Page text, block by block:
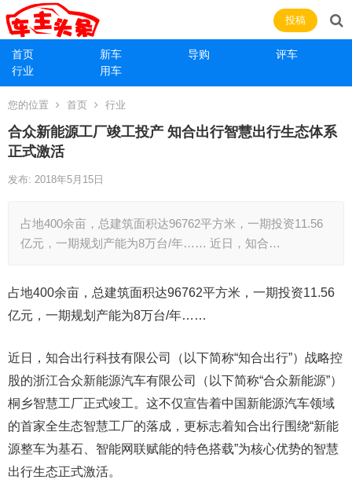
首页 新车 导购
评车
行业
用车
投稿
您的位置 首页 行业
合众新能源工厂竣工投产 知合出行智慧出行生态体系
正式激活
发布: 2018年5月15日
占地400余亩，总建筑面积达96762平方米，一期投资11.56
亿元，一期规划产能为8万台/年…… 近日，知合…
占地400余亩，总建筑面积达96762平方米，一期投资11.56
亿元，一期规划产能为8万台/年……
近日，知合出行科技有限公司（以下简称“知合出行”）战略控
股的浙江合众新能源汽车有限公司（以下简称“合众新能源”）
桐乡智慧工厂正式竣工。这不仅宣告着中国新能源汽车领域
的首家全生态智慧工厂的落成，更标志着知合出行围绕“新能
源整车为基石、智能网联赋能的特色搭载”为核心优势的智慧
出行生态正式激活。